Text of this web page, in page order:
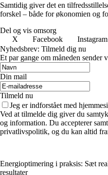
Samtidig giver det en
forskel – både for økonomien og
Del og vis omsorg
X
Facebook Instagram
Nyhedsbrev: Tilmeld dig nu
Et par gange om måneden
Din mail
Tilmeld nu
Jeg er indforstået med
Ved at tilmelde dig giver du
og information. Du accepterer
privatlivspolitik, og du kan altid
Energioptimering i praksis: Sæt
resultater